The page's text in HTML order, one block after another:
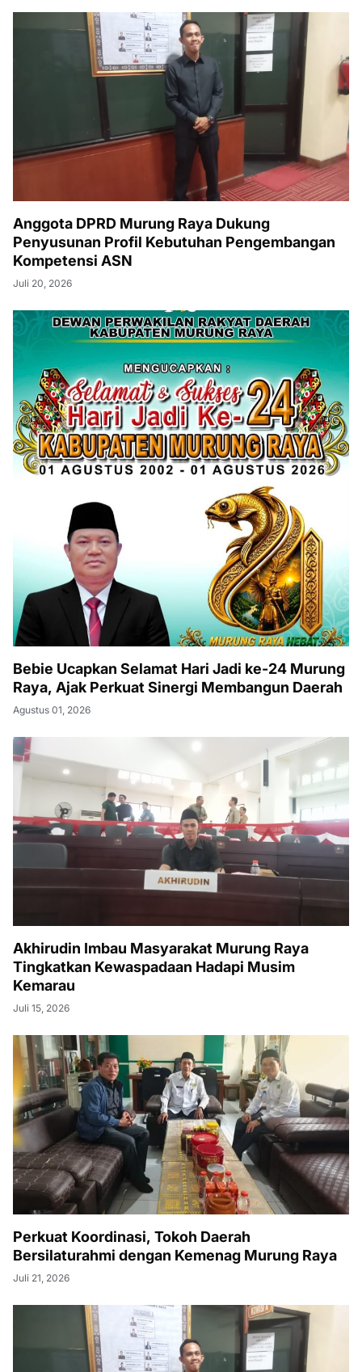
Anggota DPRD Murung Raya Dukung
Penyusunan Profil Kebutuhan Pengembangan
Kompetensi ASN
Juli 20, 2026
Bebie Ucapkan Selamat Hari Jadi ke-24 Murung
Raya, Ajak Perkuat Sinergi Membangun Daerah
Agustus 01, 2026
Akhirudin Imbau Masyarakat Murung Raya
Tingkatkan Kewaspadaan Hadapi Musim
Kemarau
Juli 15, 2026
Perkuat Koordinasi, Tokoh Daerah
Bersilaturahmi dengan Kemenag Murung Raya
Juli 21, 2026